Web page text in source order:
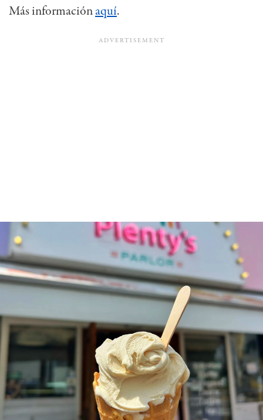
Más informaciónaquí.